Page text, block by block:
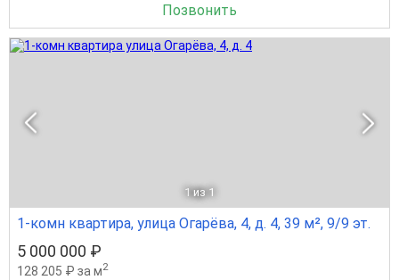
Позвонить
1 из 1
1-комн квартира, улица Огарёва, 4, д. 4, 39 м², 9/9 эт.
5 000 000 ₽
128 205 ₽ за м2